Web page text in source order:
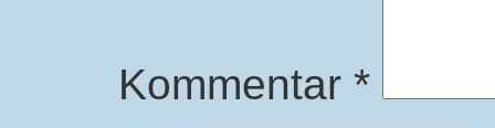
Kommentar *